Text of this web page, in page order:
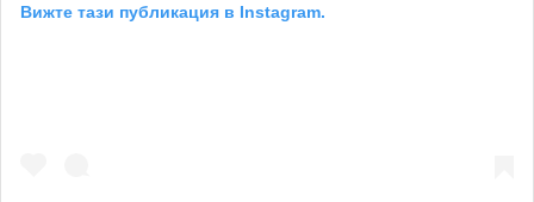
Вижте тази публикация в Instagram.